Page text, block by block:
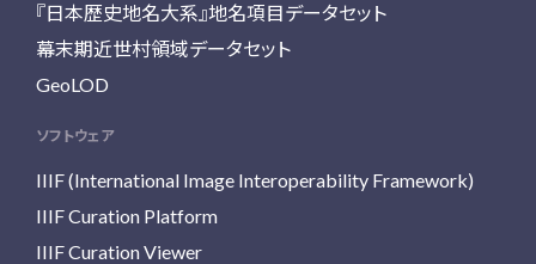
『日本歴史地名大系』地名項目データセット
幕末期近世村領域データセット
GeoLOD
ソフトウェア
IIIF (International Image Interoperability Framework)
IIIF Curation Platform
IIIF Curation Viewer